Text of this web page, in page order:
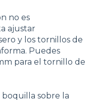
no es
ajustar
y los tornillos de
Puedes
para el tornillo de
sobre la